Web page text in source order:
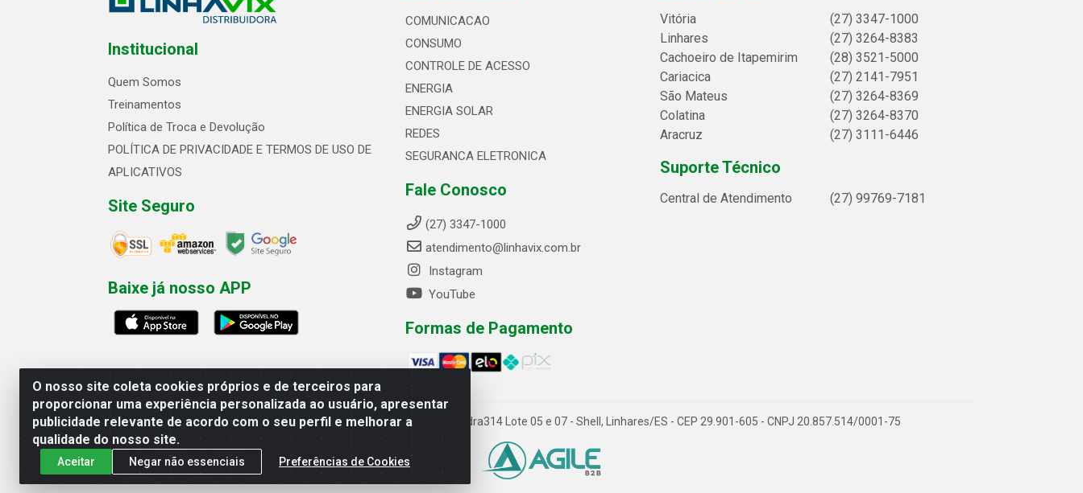
O nosso site coleta cookies próprios e de terceiros para
proporcionar uma experiência personalizada ao usuário, apresentar
publicidade relevante de acordo com o seu perfil e melhorar a
qualidade do nosso site.
Aceitar Negar não essenciais Preferências de Cookies
Institucional
Quem Somos
Treinamentos
Política de Troca e Devolução
POLÍTICA DE PRIVACIDADE E TERMOS DE USO DE
APLICATIVOS
Site Seguro
Baixe já nosso APP
COMUNICACAO
CONSUMO
CONTROLE DE ACESSO
ENERGIA
ENERGIA SOLAR
REDES
SEGURANCA ELETRONICA
Fale Conosco
(27) 3347-1000
atendimento@linhavix.com.br
Instagram
YouTube
Formas de Pagamento
Vitória
(27) 3347-1000
Linhares
(27) 3264-8383
Cachoeiro de Itapemirim
(28) 3521-5000
Cariacica
(27) 2141-7951
São Mateus
(27) 3264-8369
Colatina
(27) 3264-8370
Aracruz
(27) 3111-6446
Suporte Técnico
Central de Atendimento (27) 99769-7181
Linhavix Distribuidora LTDA - Avenida Alegre, 2521 - Quadra314 Lote 05 e 07 - Shell, Linhares/ES - CEP 29.901-605 - CNPJ 20.857.514/0001-75